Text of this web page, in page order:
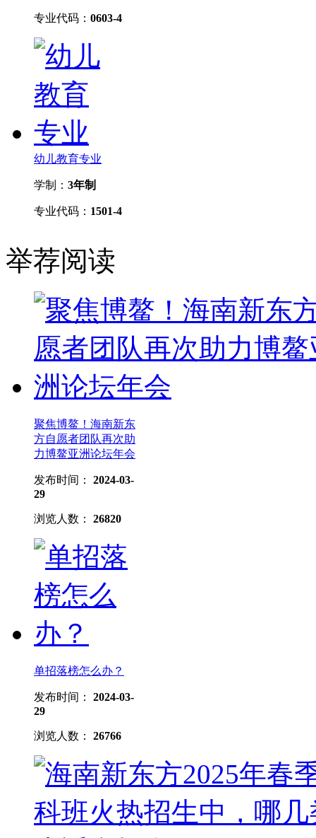
专业代码： 0603-4
幼儿教育专业
学制： 3年制
专业代码： 1501-4
举荐阅读
聚焦博鳌！海南新东
方自愿者团队再次助
力博鳌亚洲论坛年会
发布时间： 2024-03-
29
浏览人数： 26820
单招落榜怎么办？
发布时间： 2024-03-
29
浏览人数： 26766